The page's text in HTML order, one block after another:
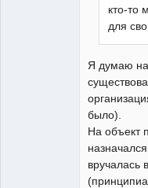
кто-то
для
Я думаю
было).
На объект
вручалась